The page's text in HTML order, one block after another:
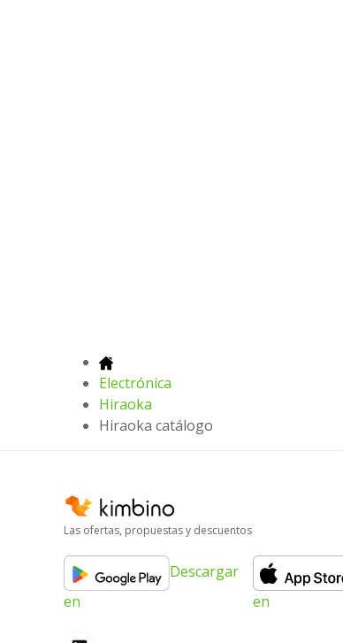
Electrónica
Hiraoka
Hiraoka catálogo
Las ofertas, propuestas y descuentos
Descargar
en
en